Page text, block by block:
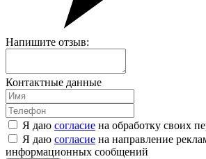
Напишите отзыв:
Контактные данные
Я даю согласие на обработку своих
Я даю согласие на направление
информационных сообщений